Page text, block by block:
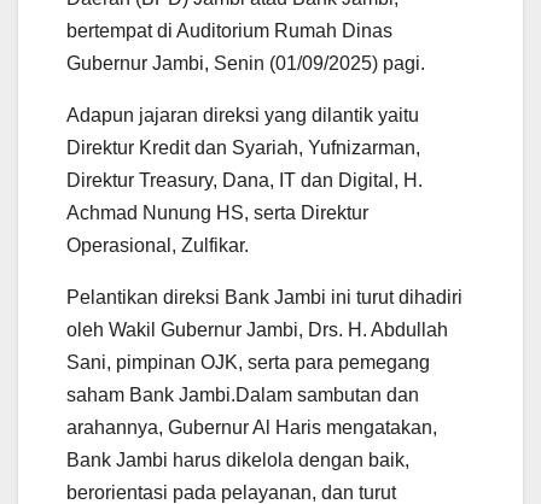
p
k
m
bertempat di Auditorium Rumah Dinas
Gubernur Jambi, Senin (01/09/2025) pagi.
Adapun jajaran direksi yang dilantik yaitu
Direktur Kredit dan Syariah, Yufnizarman,
Direktur Treasury, Dana, IT dan Digital, H.
Achmad Nunung HS, serta Direktur
Operasional, Zulfikar.
Pelantikan direksi Bank Jambi ini turut dihadiri
oleh Wakil Gubernur Jambi, Drs. H. Abdullah
Sani, pimpinan OJK, serta para pemegang
saham Bank Jambi.Dalam sambutan dan
arahannya, Gubernur Al Haris mengatakan,
Bank Jambi harus dikelola dengan baik,
berorientasi pada pelayanan, dan turut